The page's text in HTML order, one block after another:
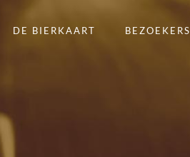
DE BIERKAART BEZOEKERS